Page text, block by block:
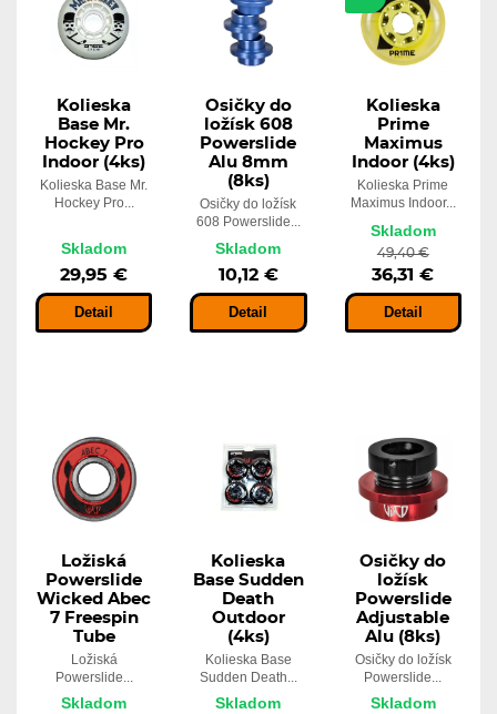
Skladom 27,63 €
24,87 €
Kolieska
Base Mr.
Hockey Pro
Indoor (4ks)
Kolieska Base Mr.
Hockey Pro...
Skladom
29,95 €
Detail
Osičky do
ložísk 608
Powerslide
Alu 8mm
(8ks)
Osičky do ložísk
608 Powerslide...
Skladom
10,12 €
Detail
Kolieska
Prime
Maximus
Indoor (4ks)
Kolieska Prime
Maximus Indoor...
Skladom
49,40 €
36,31 €
Detail
Ložiská
Powerslide
Wicked Abec
7 Freespin
Tube
Ložiská
Powerslide...
Skladom
Kolieska
Base Sudden
Death
Outdoor
(4ks)
Kolieska Base
Sudden Death...
Skladom
Osičky do
ložísk
Powerslide
Adjustable
Alu (8ks)
Osičky do ložísk
Powerslide...
Skladom